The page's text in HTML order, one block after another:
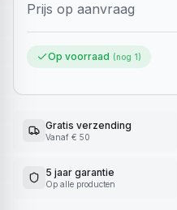
Prijs op aanvraag
Op voorraad (nog 1)
Gratis verzending
Vanaf € 50
5 jaar garantie
Op alle producten